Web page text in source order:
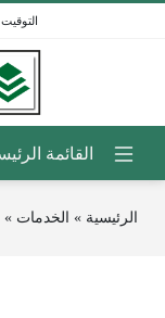
الرئيسية » الخدمات »